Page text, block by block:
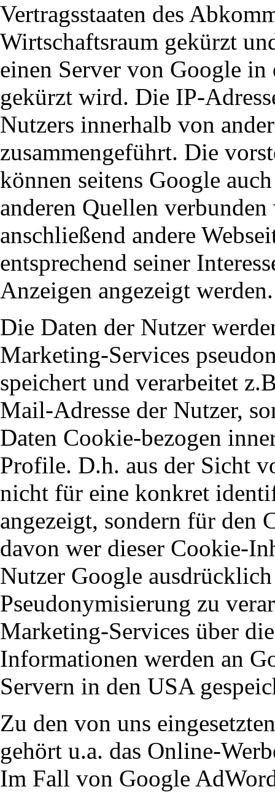
Vertragsstaaten des
Wirtschaftsraum gekürzt
einen Server von Google
gekürzt wird. Die IP-
Nutzers innerhalb von
zusammengeführt. Die
können seitens Google
anderen Quellen
anschließend andere
entsprechend seiner
Anzeigen angezeigt werden.
Die Daten der Nutzer
Marketing-Services
speichert und verarbeitet
Mail-Adresse der Nutzer,
Daten Cookie-bezogen
Profile. D.h. aus der Sicht
nicht für eine konkret
angezeigt, sondern für den
davon wer dieser Cookie-
Nutzer Google
Pseudonymisierung zu
Marketing-Services über
Informationen werden an
Servern in den USA
Zu den von uns
gehört u.a. das Online-
Im Fall von Google